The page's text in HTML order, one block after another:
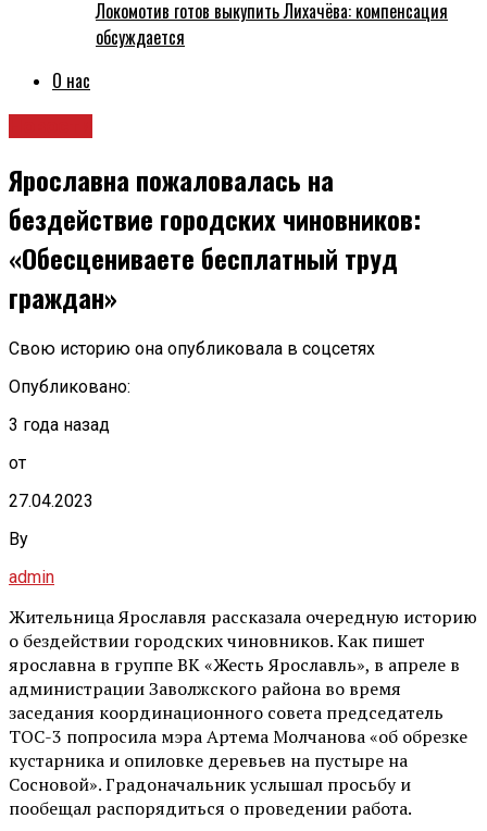
Локомотив готов выкупить Лихачёва: компенсация
обсуждается
О нас
Ярославна пожаловалась на
бездействие городских чиновников:
«Обесцениваете бесплатный труд
граждан»
Свою историю она опубликовала в соцсетях
Опубликовано:
3 года назад
от
27.04.2023
By
admin
Жительница Ярославля рассказала очередную историю
о бездействии городских чиновников. Как пишет
ярославна в группе ВК «Жесть Ярославль», в апреле в
администрации Заволжского района во время
заседания координационного совета председатель
ТОС-3 попросила мэра Артема Молчанова «об обрезке
кустарника и опиловке деревьев на пустыре на
Сосновой». Градоначальник услышал просьбу и
пообещал распорядиться о проведении работа.